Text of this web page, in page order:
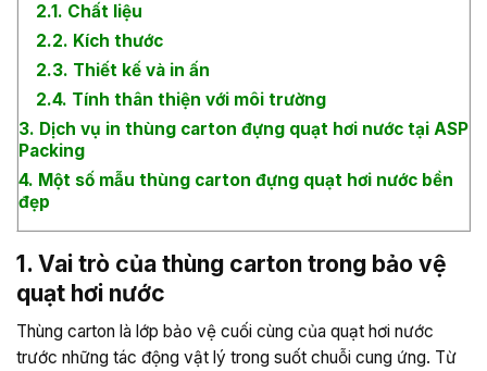
2.1. Chất liệu
2.2. Kích thước
2.3. Thiết kế và in ấn
2.4. Tính thân thiện với môi trường
3. Dịch vụ in thùng carton đựng quạt hơi nước tại ASP
Packing
4. Một số mẫu thùng carton đựng quạt hơi nước bền
đẹp
1. Vai trò của thùng carton trong bảo vệ
quạt hơi nước
Thùng carton là lớp bảo vệ cuối cùng của quạt hơi nước
trước những tác động vật lý trong suốt chuỗi cung ứng. Từ